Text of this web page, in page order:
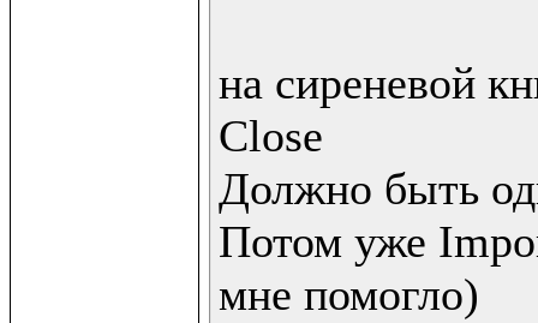
на сиреневой
Close
Должно быть
Потом уже
мне помогло)